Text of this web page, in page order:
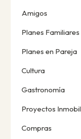
Amigos
Planes Familiares
Planes en Pareja
Cultura
Gastronomía
Proyectos
Compras